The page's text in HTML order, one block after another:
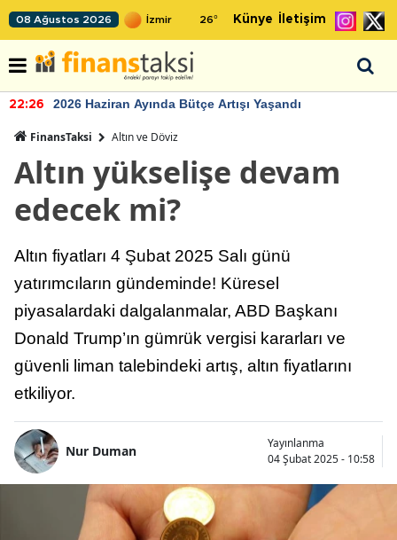
08 Ağustos 2026 26° Künye İletişim
22:26 2026 Haziran Ayında Bütçe Artışı Yaşandı
FinansTaksi Altın ve Döviz
Altın yükselişe devam
edecek mi?
Altın fiyatları 4 Şubat 2025 Salı günü
yatırımcıların gündeminde! Küresel
piyasalardaki dalgalanmalar, ABD Başkanı
Donald Trump’ın gümrük vergisi kararları ve
güvenli liman talebindeki artış, altın fiyatlarını
etkiliyor.
Nur Duman
Yayınlanma
04 Şubat 2025 - 10:58